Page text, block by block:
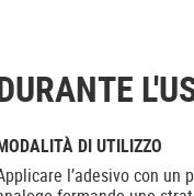
DI UTILIZZO
l’adesivo con un